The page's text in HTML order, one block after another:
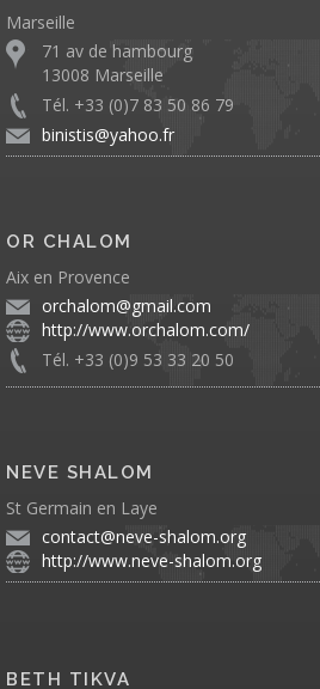
Marseille
71 av de hambourg
13008 Marseille
Tél. +33 (0)7 83 50 86 79
binistis@yahoo.fr
OR CHALOM
Aix en Provence
orchalom@gmail.com
http://www.orchalom.com/
Tél. +33 (0)9 53 33 20 50
NEVE SHALOM
St Germain en Laye
contact@neve-shalom.org
http://www.neve-shalom.org
BETH TIKVA